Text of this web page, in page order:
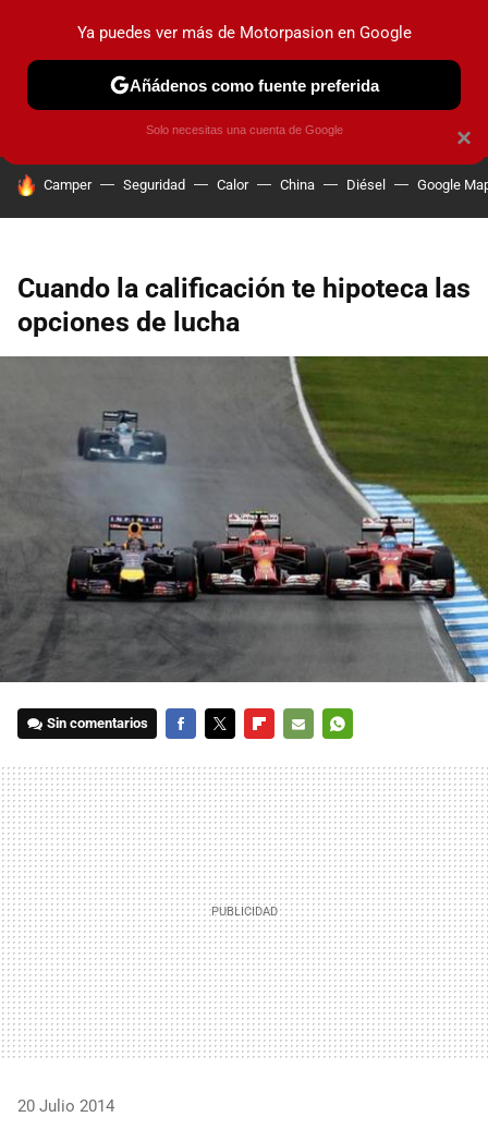
PRUEBAS COCHES ELÉCTRICOS OBSERVATORIO
HOY SE HABLA DE
Camper Seguridad Calor China Diésel Google
Cuando la calificación te hipoteca las
opciones de lucha
Sin comentarios
MAIL
20 Julio 2014
×
Ya puedes ver más de Motorpasion en Google
Añádenos como fuente preferida
Solo necesitas una cuenta de Google